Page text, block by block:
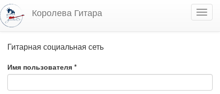
Перейти к основному содержанию
Королева Гитара
Гитарная социальная сеть
Имя пользователя *